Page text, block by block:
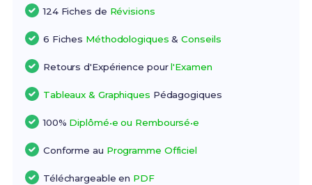
124 Fiches de Révisions
6 Fiches Méthodologiques &Conseils
Retours d'Expérience pourl'Examen
Tableaux & Graphiques Pédagogiques
100% Diplômé•e ou Remboursé•e
Conforme au Programme Officiel
Téléchargeable en PDF